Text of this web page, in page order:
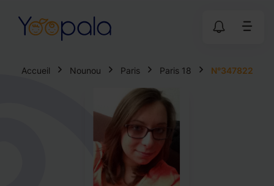
Accueil Nounou Paris Paris 18 N°347822